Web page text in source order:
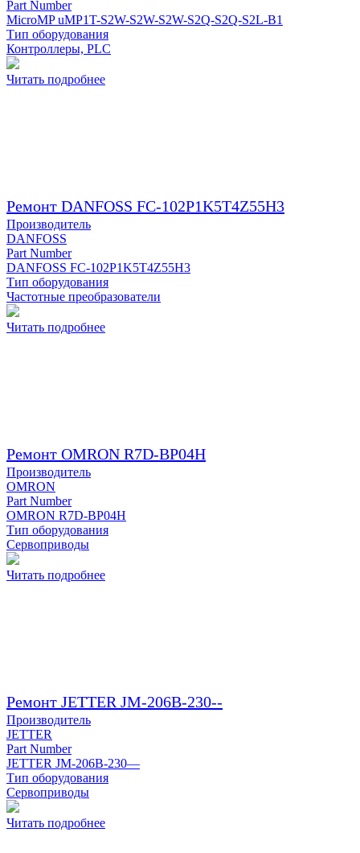
Part Number
MicroMP uMP1T-S2W-S2W-S2W-S2Q-S2Q-S2L-B1
Тип оборудования
Контроллеры, PLC
Читать подробнее
Ремонт DANFOSS FC-102P1K5T4Z55H3
Производитель
DANFOSS
Part Number
DANFOSS FC-102P1K5T4Z55H3
Тип оборудования
Частотные преобразователи
Читать подробнее
Ремонт OMRON R7D-BP04H
Производитель
OMRON
Part Number
OMRON R7D-BP04H
Тип оборудования
Сервоприводы
Читать подробнее
Ремонт JETTER JM-206B-230--
Производитель
JETTER
Part Number
JETTER JM-206B-230—
Тип оборудования
Сервоприводы
Читать подробнее